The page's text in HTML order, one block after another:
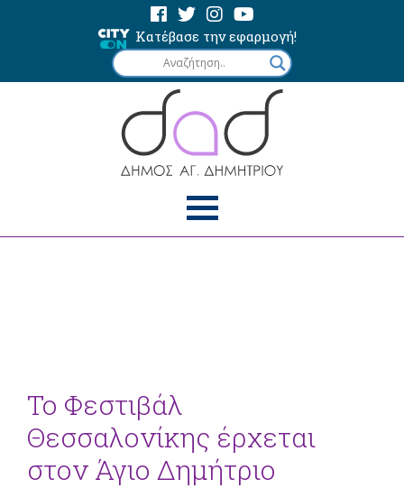
Κατέβασε την εφαρμογή!
Το Φεστιβάλ
Θεσσαλονίκης έρχεται
στον Άγιο Δημήτριο